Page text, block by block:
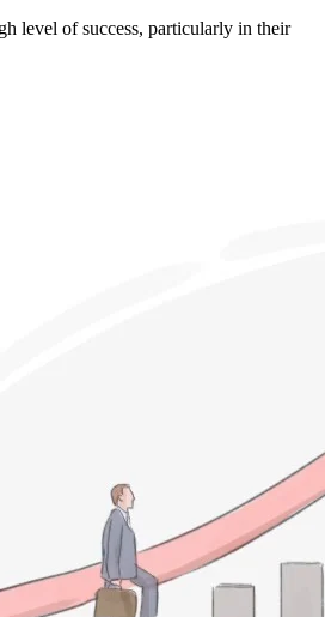
level of success, particularly in their